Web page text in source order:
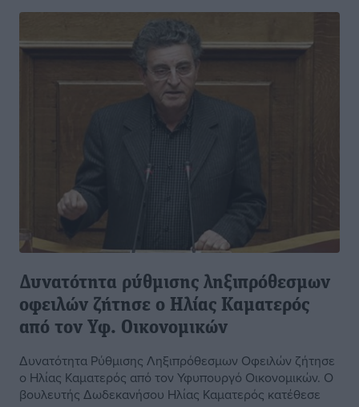
Δυνατότητα ρύθμισης ληξιπρόθεσμων
οφειλών ζήτησε ο Ηλίας Καματερός
από τον Υφ. Οικονομικών
Δυνατότητα Ρύθμισης Ληξιπρόθεσμων Οφειλών ζήτησε
ο Ηλίας Καματερός από τον Υφυπουργό Οικονομικών. Ο
βουλευτής Δωδεκανήσου Ηλίας Καματερός κατέθεσε